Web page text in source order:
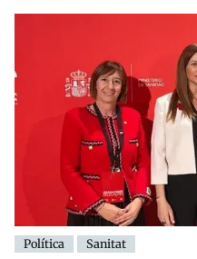
Política Sanitat